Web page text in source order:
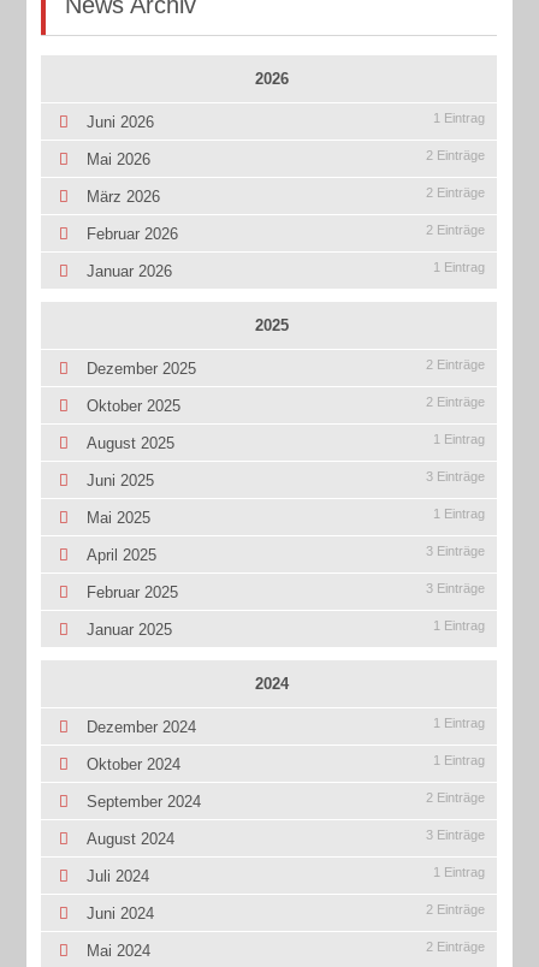
2026
Juni 2026 1 Eintrag
Mai 2026 2 Einträge
März 2026 2 Einträge
Februar 2026 2 Einträge
Januar 2026 1 Eintrag
2025
Dezember 2025 2 Einträge
Oktober 2025 2 Einträge
August 2025 1 Eintrag
Juni 2025 3 Einträge
Mai 2025 1 Eintrag
April 2025 3 Einträge
Februar 2025 3 Einträge
Januar 2025 1 Eintrag
2024
Dezember 2024 1 Eintrag
Oktober 2024 1 Eintrag
September 2024 2 Einträge
August 2024 3 Einträge
Juli 2024 1 Eintrag
Juni 2024 2 Einträge
Mai 2024 2 Einträge